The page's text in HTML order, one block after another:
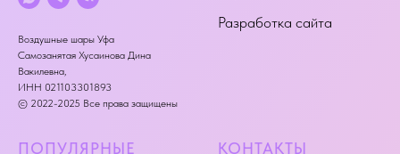
Воздушные шары Уфа
Самозанятая Хусаинова Дина
Вакилевна,
ИНН 021103301893
© 2022-2025 Все права защищены
Разработка сайта
ПОПУЛЯРНЫЕ КОНТАКТЫ